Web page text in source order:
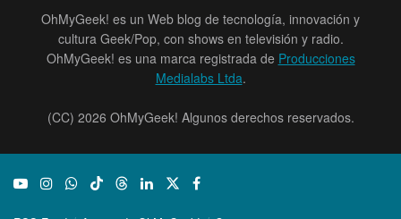
OhMyGeek! es un Web blog de tecnología, innovación y
cultura Geek/Pop, con shows en televisión y radio.
OhMyGeek! es una marca registrada de Producciones
Medialabs Ltda.
(CC) 2026 OhMyGeek! Algunos derechos reservados.